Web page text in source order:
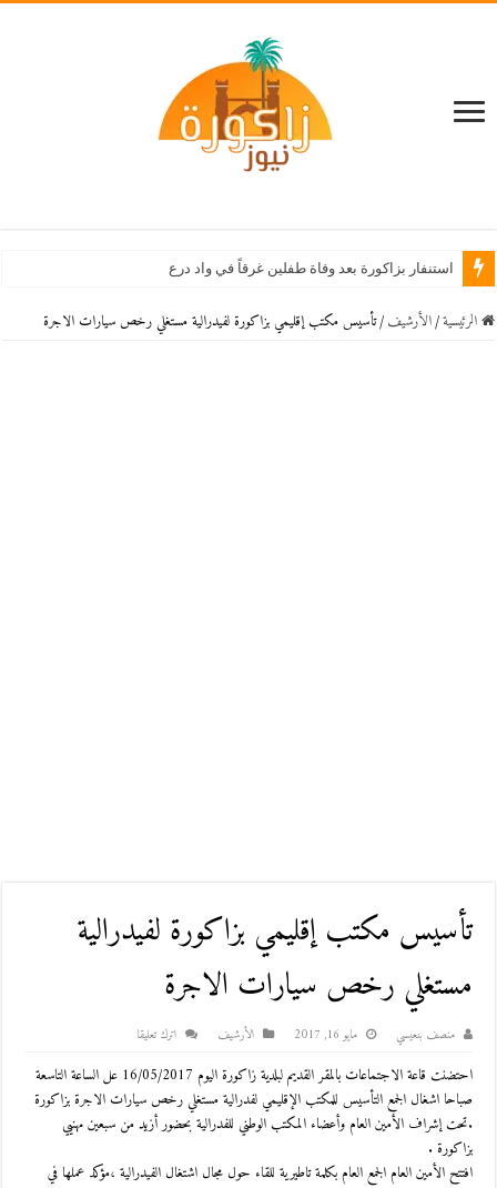
استنفار بزاكورة بعد وفاة طفلين غرقاً في واد درعة بأولاد يحيى لكراي
الرئيسية / اﻷرشيف /تأسيس مكتب إقليمي بزاكورة لفيدرالية مستغلي رخص سيارات الاجرة
تأسيس مكتب إقليمي بزاكورة لفيدرالية
مستغلي رخص سيارات الاجرة
منصف بنعيسي مايو 16, 2017 اﻷرشيف اترك تعليقا
احتضنت قاعة الاجتماعات بالمقر القديم لبلدية زاكورة اليوم 16/05/2017 عل الساعة التاسعة
صباحا اشغال الجمع التأسيس للمكتب الإقليمي لفدرالية مستغلي رخص سيارات الاجرة بزاكورة
.تحت إشراف الأمين العام وأعضاء المكتب الوطني للفدرالية بحضور أزيد من سبعين مهنيي
بزاكورة .
افتتح الأمين العام الجمع العام بكلمة تاطيرية للقاء حول مجال اشتغال الفيدرالية ،مؤكد عملها في